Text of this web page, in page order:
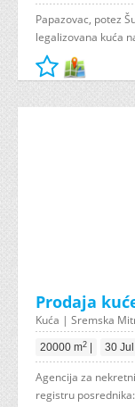
Papazovac, potez
legalizovana kuća
Prodaja
Kuća | Sremska
20000 m2 30
Agencija za
registru